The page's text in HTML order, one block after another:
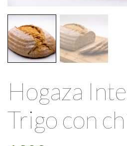
Hogaza
Trigo con